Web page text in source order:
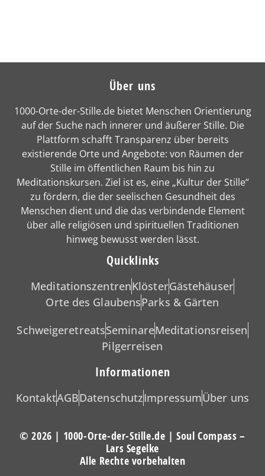
Über uns
1000-Orte-der-Stille.de bietet Menschen Orientierung
auf der Suche nach innerer und äußerer Stille. Die
Plattform schafft Transparenz über bereits
existierende Orte und Angebote: von Räumen der
Stille im öffentlichen Raum bis hin zu
Meditationskursen. Ziel ist es, eine „Kultur der Stille“
zu fördern, die der seelischen Gesundheit des
Menschen dient und die das verbindende Element
über alle religiösen und spirituellen Traditionen
hinweg bewusst werden lässt.
Quicklinks
MeditationszentrenKlösterGästehäuser
Orte des GlaubensParks & Gärten
SchweigeretreatsSeminareMeditationsreisen
Pilgerreisen
Informationen
KontaktAGBDatenschutzImpressumÜber uns
© 2026 | 1000-Orte-der-Stille.de | Soul Compass –
Lars Segelke
Alle Rechte vorbehalten